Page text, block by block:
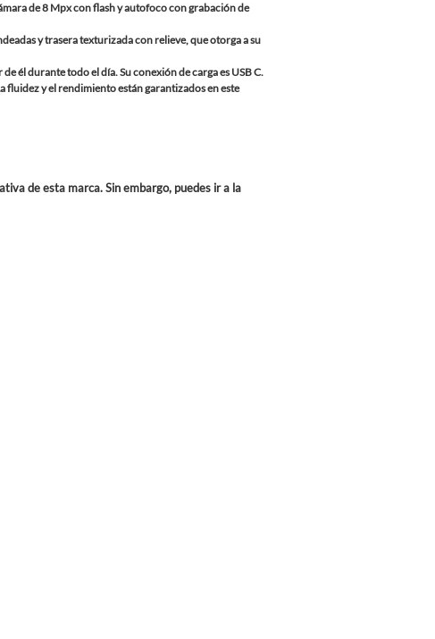
de 8 Mpx con flash y autofoco con grabación de
y trasera texturizada con relieve, que otorga a su
él durante todo el día. Su conexión de carga es USB C.
y el rendimiento están garantizados en este
de esta marca. Sin embargo, puedes ir a la